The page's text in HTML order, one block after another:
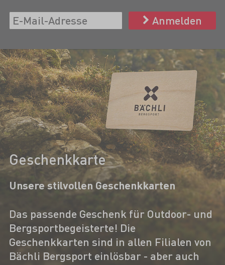
Anmelden
Geschenkkarte
Unsere stilvollen Geschenkkarten
Das passende Geschenk für Outdoor- und
Bergsportbegeisterte! Die
Geschenkkarten sind in allen Filialen von
Bächli Bergsport einlösbar - aber auch